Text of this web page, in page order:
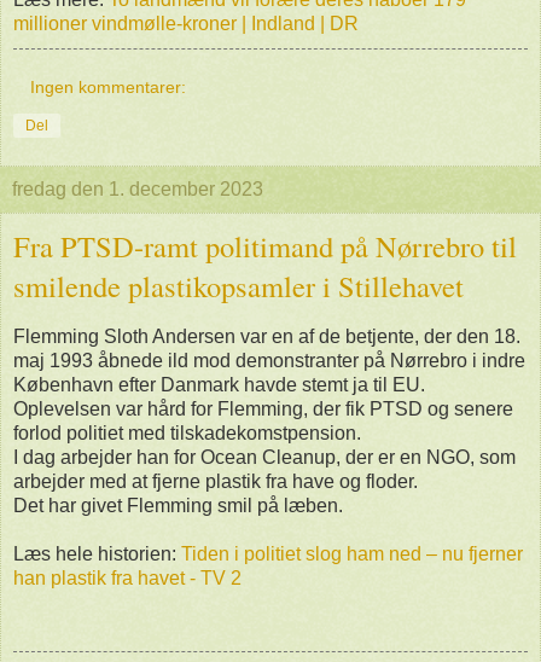
millioner vindmølle-kroner | Indland | DR
Ingen kommentarer:
Del
fredag den 1. december 2023
Fra PTSD-ramt politimand på Nørrebro til
smilende plastikopsamler i Stillehavet
Flemming Sloth Andersen var en af de betjente, der den 18.
maj 1993 åbnede ild mod demonstranter på Nørrebro i indre
København efter Danmark havde stemt ja til EU.
Oplevelsen var hård for Flemming, der fik PTSD og senere
forlod politiet med tilskadekomstpension.
I dag arbejder han for Ocean Cleanup, der er en NGO, som
arbejder med at fjerne plastik fra have og floder.
Det har givet Flemming smil på læben.
Læs hele historien: Tiden i politiet slog ham ned – nu fjerner
han plastik fra havet - TV 2